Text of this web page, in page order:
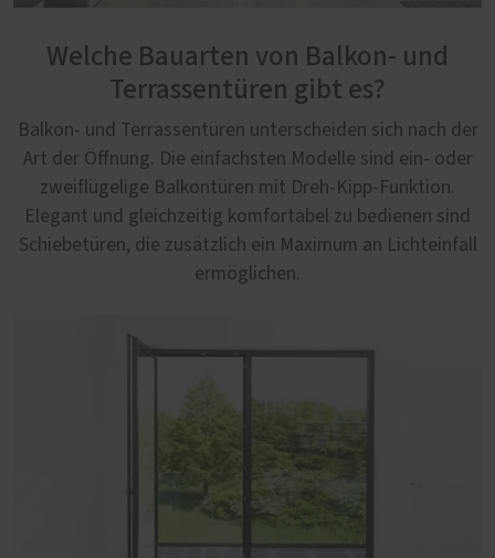
Welche Bauarten von Balkon- und
Terrassentüren gibt es?
Balkon- und Terrassentüren unterscheiden sich nach der
Art der Öffnung. Die einfachsten Modelle sind ein- oder
zweiflügelige Balkontüren mit Dreh-Kipp-Funktion.
Elegant und gleichzeitig komfortabel zu bedienen sind
Schiebetüren, die zusätzlich ein Maximum an Lichteinfall
ermöglichen.